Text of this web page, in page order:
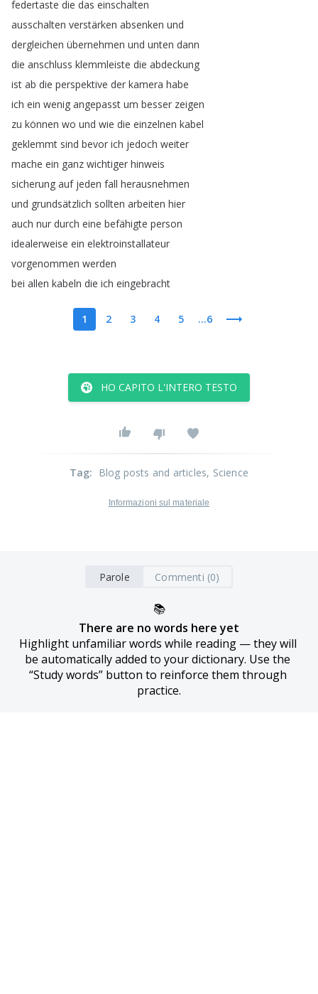
federtaste die das einschalten
ausschalten verstärken absenken und
dergleichen übernehmen und unten dann
die anschluss klemmleiste die abdeckung
ist ab die perspektive der kamera habe
ich ein wenig angepasst um besser zeigen
zu können wo und wie die einzelnen kabel
geklemmt sind bevor ich jedoch weiter
mache ein ganz wichtiger hinweis
sicherung auf jeden fall herausnehmen
und grundsätzlich sollten arbeiten hier
auch nur durch eine befähigte person
idealerweise ein elektroinstallateur
vorgenommen werden
bei allen kabeln die ich eingebracht
1 2 3 4 5 ...6
HO CAPITO L'INTERO TESTO
Tag: Blog posts and articles, Science
Informazioni sul materiale
Parole Commenti (0)
📚
There are no words here yet
Highlight unfamiliar words while reading — they will
be automatically added to your dictionary. Use the
“Study words” button to reinforce them through
practice.